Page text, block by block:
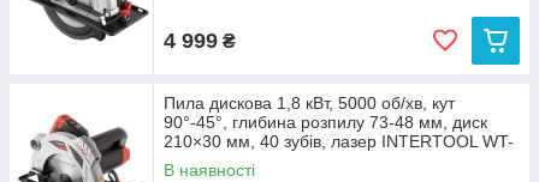
4 999 ₴
Пила дискова 1,8 кВт, 5000 об/хв, кут
90°-45°, глибина розпилу 73-48 мм, диск
210×30 мм, 40 зубів, лазер INTERTOOL WT-
0621
В наявності